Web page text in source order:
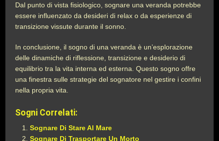
Dal punto di vista fisiologico, sognare una veranda potrebbe
essere influenzato da desideri di relax o da esperienze di
transizione vissute durante il sonno.
In conclusione, il sogno di una veranda è un’esplorazione
delle dinamiche di riflessione, transizione e desiderio di
equilibrio tra la vita interna ed esterna. Questo sogno offre
una finestra sulle strategie del sognatore nel gestire i confini
nella propria vita.
Sogni Correlati:
Sognare Di Stare Al Mare
Sognare Di Trasportare Un Morto